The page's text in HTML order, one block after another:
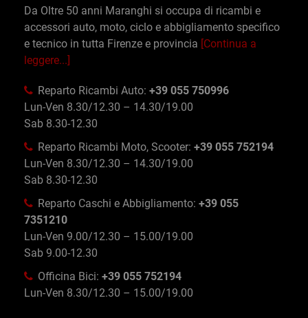
Da Oltre 50 anni Maranghi si occupa di ricambi e
accessori auto, moto, ciclo e abbigliamento specifico
e tecnico in tutta Firenze e provincia [Continua a
leggere...]
Reparto Ricambi Auto: +39 055 750996
Lun-Ven 8.30/12.30 – 14.30/19.00
Sab 8.30-12.30
Reparto Ricambi Moto, Scooter: +39 055 752194
Lun-Ven 8.30/12.30 – 14.30/19.00
Sab 8.30-12.30
Reparto Caschi e Abbigliamento: +39 055
7351210
Lun-Ven 9.00/12.30 – 15.00/19.00
Sab 9.00-12.30
Officina Bici: +39 055 752194
Lun-Ven 8.30/12.30 – 15.00/19.00